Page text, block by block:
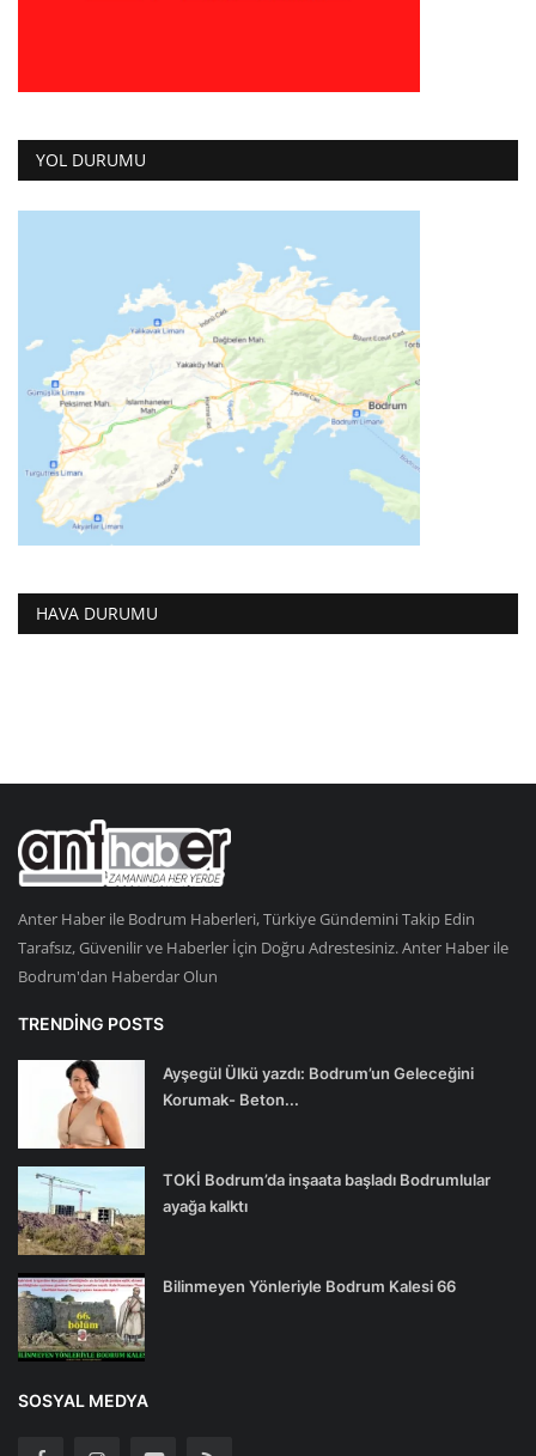
YOL DURUMU
HAVA DURUMU
Anter Haber ile Bodrum Haberleri, Türkiye Gündemini Takip Edin
Tarafsız, Güvenilir ve Haberler İçin Doğru Adrestesiniz. Anter Haber ile
Bodrum'dan Haberdar Olun
TRENDING POSTS
Ayşegül Ülkü yazdı: Bodrum’un Geleceğini
Korumak- Beton...
TOKİ Bodrum’da inşaata başladı Bodrumlular
ayağa kalktı
Bilinmeyen Yönleriyle Bodrum Kalesi 66
SOSYAL MEDYA